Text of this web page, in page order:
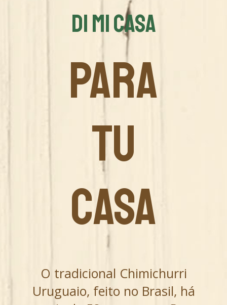
DI MI CASA
PARA
TU
CASA
O tradicional Chimichurri
Uruguaio, feito no Brasil, há